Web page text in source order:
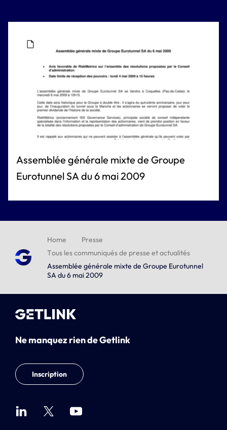
Assemblée générale mixte de Groupe
Eurotunnel SA du 6 mai 2009
Home
Presse
Tous les communiqués de presse et actualités
Assemblée générale mixte de Groupe Eurotunnel
SA du 6 mai 2009
Ne manquez rien de Getlink
Inscription